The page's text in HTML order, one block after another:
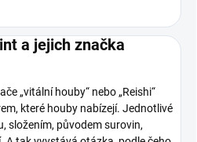
a jejich značka
„vitální houby“ nebo „Reishi“
které houby nabízejí. Jednotlivé
složením, původem surovin,